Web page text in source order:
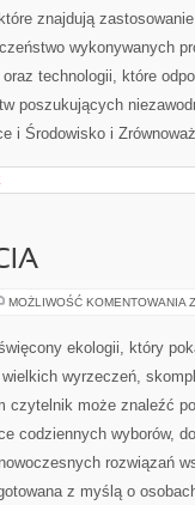
znajdują
wykonywanych
technologii, które
poszukujących
i Środowisko i
MOŻLIWOŚĆ KOMENTOWANIA
ekologii, który
wyrzeczeń,
czytelnik może znaleźć
codziennych wyborów,
rozwiązań
z myślą o